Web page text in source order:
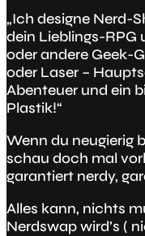
„Ich designe Nerd-
dein Lieblings-RPG
oder andere Geek-
oder Laser –
Abenteuer und ein
Plastik!“
Wenn du neugierig
schau doch mal
garantiert nerdy,
Alles kann, nichts
Nerdswap wird’s (